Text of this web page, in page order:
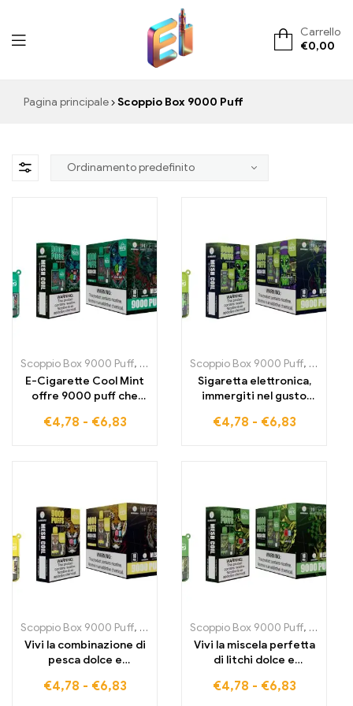
ElementVape.de
Carrello
€0,00
Pagina principale Scoppio Box 9000 Puff
Scoppio Box 9000 Puff, Sigarette E usa monouso Svezia,Sigarette
E-Cigarette Cool Mint
offre 9000 puff che
menta perfetto con una
€4,78 - €6,83
Scoppio Box 9000 Puff,
Sigaretta elettronica,
immergiti nel gusto
Grape, 9000 puff, la
€4,78 - €6,83
Scoppio Box 9000 Puff, Sigarette E usa monouso Svezia,Sigarette
Vivi la combinazione di
pesca dolce e
Peach Ice 9000 Puff,
€4,78 - €6,83
Scoppio Box 9000 Puff,
Vivi la miscela perfetta
di litchi dolce e
la sigaretta elettronica
€4,78 - €6,83